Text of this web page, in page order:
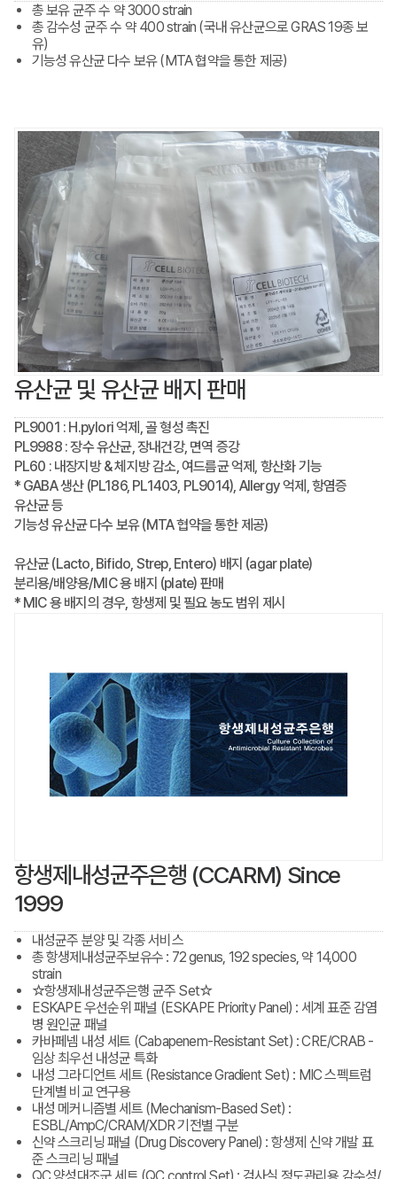
총 보유 균주 수 약 3000 strain
총 감수성 균주 수 약 400 strain (국내 유산균으로 GRAS 19종 보
유)
기능성 유산균 다수 보유 (MTA 협약을 통한 제공)
유산균 및 유산균 배지 판매
PL9001 : H.pylori 억제, 골 형성 촉진
PL9988 : 장수 유산균, 장내건강, 면역 증강
PL60 : 내장지방 & 체지방 감소, 여드름균 억제, 항산화 기능
* GABA 생산 (PL186, PL1403, PL9014), Allergy 억제, 항염증
유산균 등
기능성 유산균 다수 보유 (MTA 협약을 통한 제공)
유산균 (Lacto, Bifido, Strep, Entero) 배지 (agar plate)
분리용/배양용/MIC 용 배지 (plate) 판매
* MIC 용 배지의 경우, 항생제 및 필요 농도 범위 제시
항생제내성균주은행 (CCARM) Since
1999
내성균주 분양 및 각종 서비스
총 항생제내성균주보유수 : 72 genus, 192 species, 약 14,000
strain
☆항생제내성균주은행 균주 Set☆
ESKAPE 우선순위 패널 (ESKAPE Priority Panel) : 세계 표준 감염
병 원인균 패널
카바페넴 내성 세트 (Cabapenem-Resistant Set) : CRE/CRAB -
임상 최우선 내성균 특화
내성 그라디언트 세트 (Resistance Gradient Set) : MIC 스펙트럼
단계별 비교 연구용
내성 메커니즘별 세트 (Mechanism-Based Set) :
ESBL/AmpC/CRAM/XDR 기전별 구분
신약 스크리닝 패널 (Drug Discovery Panel) : 항생제 신약 개발 표
준 스크리닝 패널